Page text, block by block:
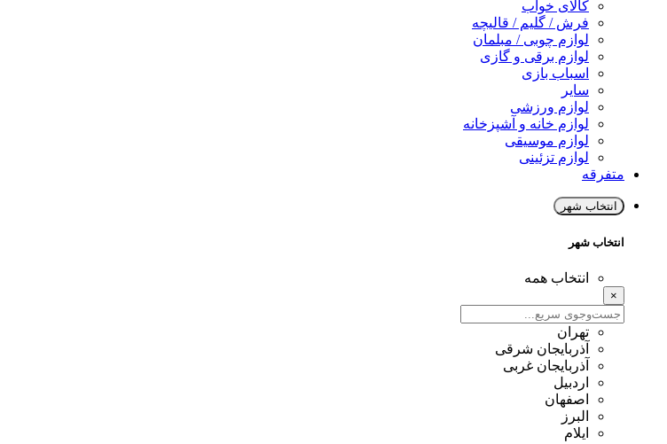
کالای خواب
فرش / گلیم / قالیچه
لوازم چوبی / مبلمان
لوازم برقی و گازی
اسباب بازی
سایر
لوازم ورزشی
لوازم خانه و آشپزخانه
لوازم موسیقی
لوازم تزئینی
متفرقه
انتخاب شهر
انتخاب شهر
انتخاب همه
×
تهران
آذربایجان شرقی
آذربایجان غربی
اردبیل
اصفهان
البرز
ایلام